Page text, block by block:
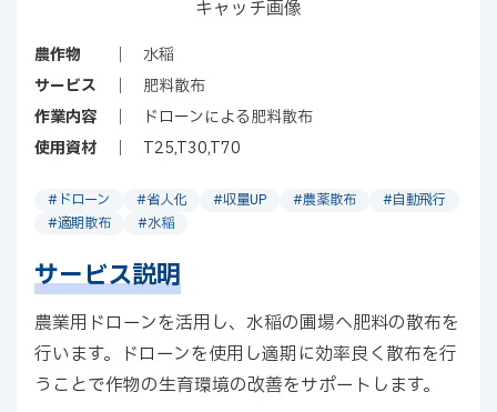
農作物
水稲
サービス
肥料散布
作業内容
ドローンによる肥料散布
使用資材
T25,T30,T70
#ドローン #省人化 #収量UP #農薬散布
#自動飛行
#適期散布
#水稲
サービス説明
農業用ドローンを活用し、水稲の圃場へ肥料の散布を
行います。ドローンを使用し適期に効率良く散布を行
うことで作物の生育環境の改善をサポートします。